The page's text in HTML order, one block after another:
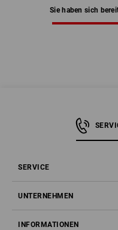
Sie haben sich
SERVICE
UNTERNEHMEN
INFORMATIONEN